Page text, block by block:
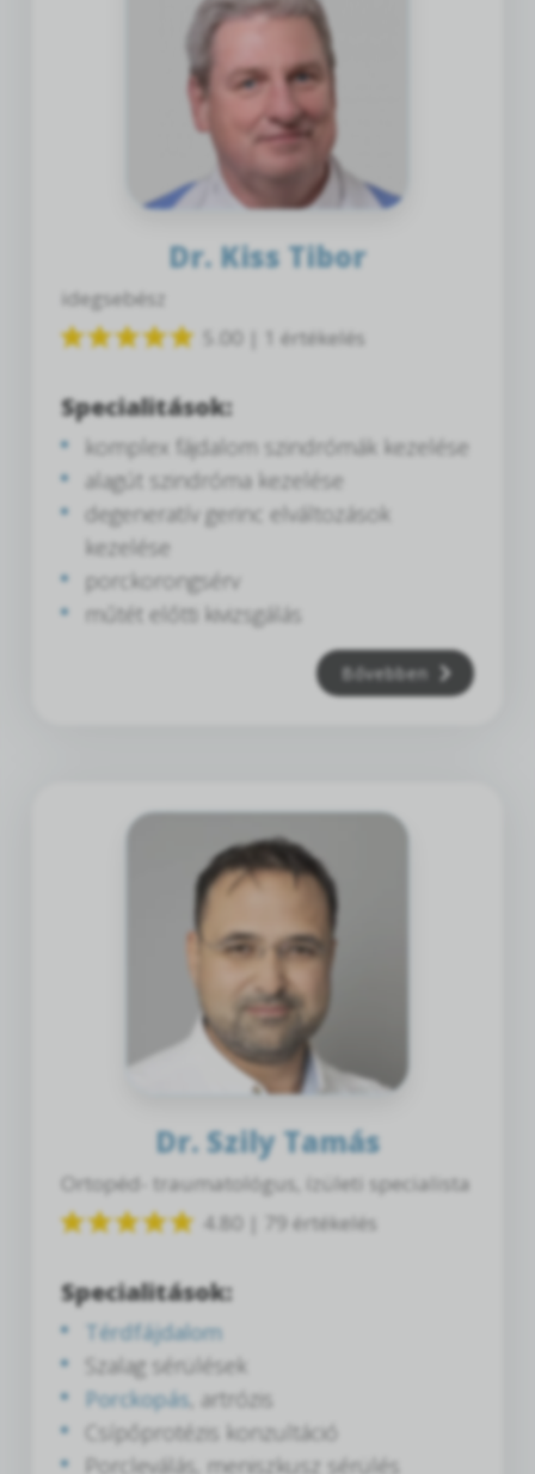
Dr. Kiss Tibor
idegsebész
5.00 | 1 értékelés
Specialitások:
komplex fájdalom szindrómák kezelése
alagút szindróma kezelése
degeneratív gerinc elváltozások
kezelése
porckorongsérv
műtét előtti kivizsgálás
Bővebben
Dr. Szily Tamás
Ortopéd- traumatológus, ízületi specialista
4.80 | 79 értékelés
Specialitások:
Térdfájdalom
Szalag sérülések
Porckopás , artrózis
Csípőprotézis konzultáció
Porcleválás, meniszkusz sérülés